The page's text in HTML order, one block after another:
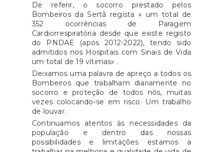
De referir, o socorro prestado pelos
Bombeiros da Sertã regista « um total de
352 ocorrências de Paragem
Cardiorrespiratória desde que existe registo
do PNDAE (após 2012-2022), tendo sido
admitidos nos Hospitais com Sinais de Vida
um total de 19 vítimas» .
Deixamos uma palavra de apreço a todos os
Bombeiros que trabalham diariamente no
socorro e proteção de todos nós, muitas
vezes colocando-se em risco. Um trabalho
de louvar.
Continuamos atentos às necessidades da
população e dentro das nossas
possibilidades e limitações estamos a